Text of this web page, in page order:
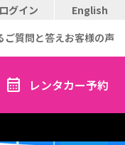
ログイン
English
ご質問と答えお客様の声
レンタカー予約